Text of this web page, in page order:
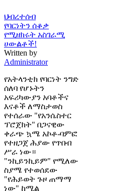
ህብረተሰብ
የባርነትን ሰቆቃ
የሚዘክሩት አስገራሚ
ሀውልቶች!
Written by
Administrator
የአትላንቲክ የባርነት ንግድ
ሰለባ የሆኑትን
አፍሪካውያን አባቶችና
እናቶች ለማስታወስ
የተሰራው "የአንሴስተር
ፕሮጀክት" በጋናዊው
ቀራጭ ኳሜ አኮቶ-ባምፎ
የተዘጋጀ ሕያው የጥበብ
ሥራ ነው።
"ንኪይንኪይም" የሚለው
ስያሜ የተወሰደው
"የሕይወት ጉዞ ጠማማ
ነው" ከሚል